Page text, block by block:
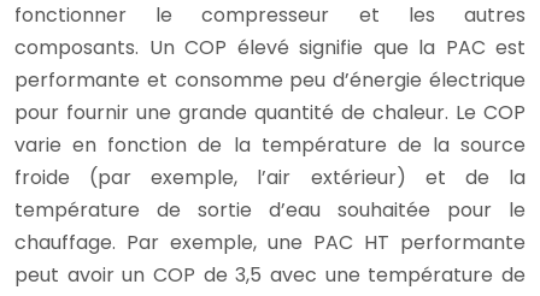
fonctionner le compresseur et les autres
composants. Un COP élevé signifie que la PAC est
performante et consomme peu d’énergie électrique
pour fournir une grande quantité de chaleur. Le COP
varie en fonction de la température de la source
froide (par exemple, l’air extérieur) et de la
température de sortie d’eau souhaitée pour le
chauffage. Par exemple, une PAC HT performante
peut avoir un COP de 3,5 avec une température de